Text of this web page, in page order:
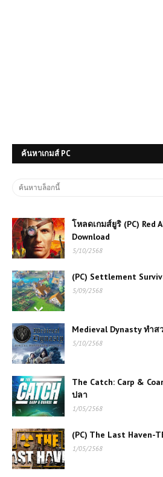
ค้นหาเกมส์ PC
โหลดเกมส์ยูริ (PC) Red
Download
5/10/2568
(PC) Settlement
5/09/2568
Medieval Dynasty ทำ
5/10/2568
The Catch: Carp &
ปลา
1/05/2568
(PC) The Last Haven-
1/05/2568